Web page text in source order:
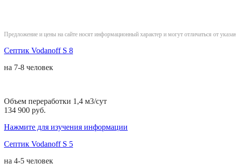
Предложение и цены на сайте носят информационный характер и могут отличаться от
Септик Vodanoff S 8
на 7-8 человек
Объем переработки 1,4 м3/сут
134 900 руб.
Нажмите для изучения информации
Септик Vodanoff S 5
на 4-5 человек